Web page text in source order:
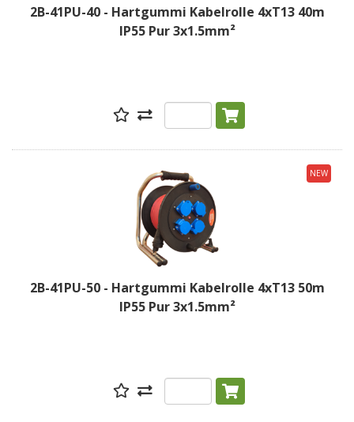
2B-41PU-40 - Hartgummi Kabelrolle 4xT13 40m
IP55 Pur 3x1.5mm²
NEW
2B-41PU-50 - Hartgummi Kabelrolle 4xT13 50m
IP55 Pur 3x1.5mm²